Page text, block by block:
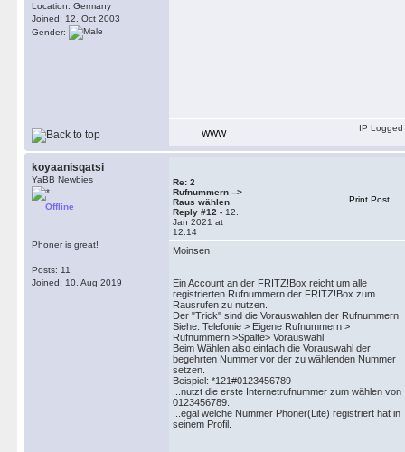
Location: Germany
Joined: 12. Oct 2003
Gender:
WWW
IP Logged
koyaanisqatsi
YaBB Newbies
Offline
Phoner is great!
Posts: 11
Joined: 10. Aug 2019
Re: 2
Rufnummern -->
Raus wählen
Reply #12 - 12.
Jan 2021 at
12:14
Print Post
Moinsen
Ein Account an der FRITZ!Box reicht um alle
registrierten Rufnummern der FRITZ!Box zum
Rausrufen zu nutzen.
Der "Trick" sind die Vorauswahlen der Rufnummern.
Siehe: Telefonie > Eigene Rufnummern >
Rufnummern >Spalte> Vorauswahl
Beim Wählen also einfach die Vorauswahl der
begehrten Nummer vor der zu wählenden Nummer
setzen.
Beispiel: *121#0123456789
...nutzt die erste Internetrufnummer zum wählen von
0123456789.
...egal welche Nummer Phoner(Lite) registriert hat in
seinem Profil.